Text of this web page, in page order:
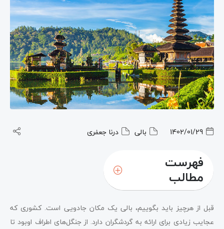
1402/01/29 بالی درنا جعفری
فهرست
مطالب
قبل از هرچیز باید بگوییم، بالی یک مکان جادویی است. کشوری که
عجایب زیادی برای ارائه به گردشگران دارد. از جنگل‌های اطراف اوبود تا